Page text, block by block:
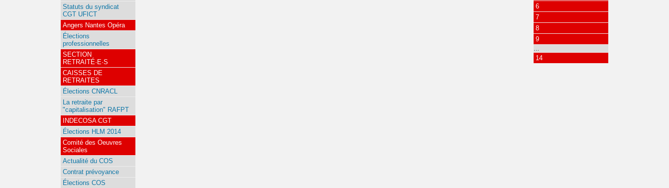
6
7
8
9
…
14
Statuts du syndicat
CGT UFICT
Angers Nantes Opéra
Élections
professionnelles
SECTION
RETRAITÉ·E·S
CAISSES DE
RETRAITES
Élections CNRACL
La retraite par
"capitalisation" RAFPT
INDECOSA CGT
Élections HLM 2014
Comité des Oeuvres
Sociales
Actualité du COS
Contrat prévoyance
Élections COS